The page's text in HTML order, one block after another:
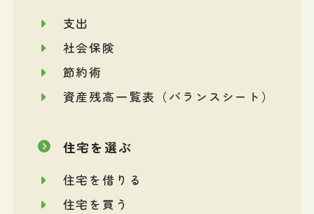
支出
社会保険
節約術
資産残高一覧表（バランスシート）
住宅を選ぶ
住宅を借りる
住宅を買う